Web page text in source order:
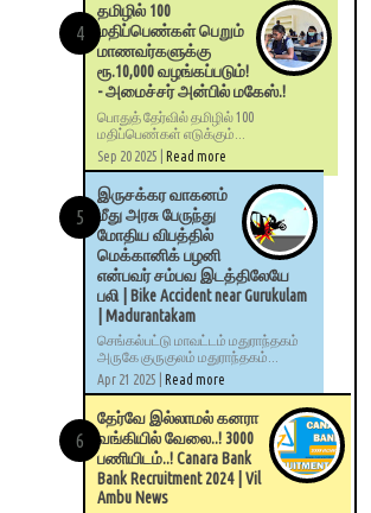
தமிழில் 100
மதிப்பெண்கள் பெறும்
மாணவர்களுக்கு
ரூ.10,000 வழங்கப்படும்!
- அமைச்சர் அன்பில் மகேஸ்.!
பொதுத் தேர்வில் தமிழில் 100
மதிப்பெண்கள் எடுக்கும்...
Sep 20 2025 | Read more
இருசக்கர வாகனம்
மீது அரசு பேருந்து
மோதிய விபத்தில்
மெக்கானிக் பழனி
என்பவர் சம்பவ இடத்திலேயே
பலி | Bike Accident near Gurukulam
| Madurantakam
செங்கல்பட்டு மாவட்டம் மதுராந்தகம்
அருகே குருகுலம் மதுராந்தகம்...
Apr 21 2025 | Read more
தேர்வே இல்லாமல் கனரா
வங்கியில் வேலை..! 3000
பணியிடம்..! Canara Bank
Bank Recruitment 2024 | Vil
Ambu News